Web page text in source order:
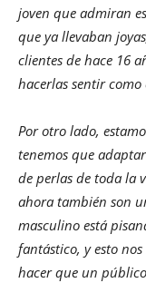
joven que admiran
que ya llevaban
clientes de hace 16
hacerlas sentir como
Por otro lado,
tenemos que
de perlas de toda la
ahora también son
masculino está
fantástico, y esto
hacer que un